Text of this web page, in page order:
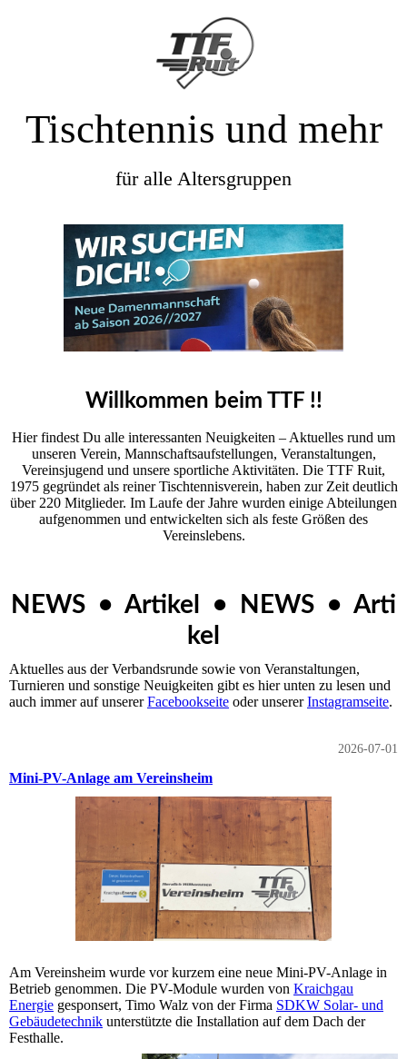
Tischtennis und mehr
für alle Altersgruppen
Willkommen beim TTF !!
Hier findest Du alle interessanten Neuigkeiten – Aktuelles rund um
unseren Ver­ein, Mannschaftsaufstellungen, Veranstaltungen,
Vereinsjugend und unsere sportliche Aktivitäten. Die TTF Ruit,
1975 gegründet als reiner Tischtennisverein, haben zur Zeit deutlich
über 220 Mitglieder. Im Laufe der Jahre wurden einige Abteilungen
aufgenommen und entwickelten sich als feste Größen des
Vereinslebens.
NEWS • Artikel • NEWS • Arti
kel
Aktuelles aus der Verbandsrunde sowie von Veranstaltungen,
Turnieren und sonstige Neuigkeiten gibt es hier unten zu lesen und
auch immer auf unsererFacebookseite oder unsererInstagramseite.
2026-07-01
Mini-PV-Anlage am Vereinsheim
Am Vereinsheim wurde vor kurzem eine neue Mini-PV-Anlage in
Betrieb genommen. Die PV-Module wurden von Kraichgau
Energie gesponsert, Timo Walz von der Firma SDKW Solar- und
Gebäudetechnik unterstützte die Installation auf dem Dach der
Festhalle.